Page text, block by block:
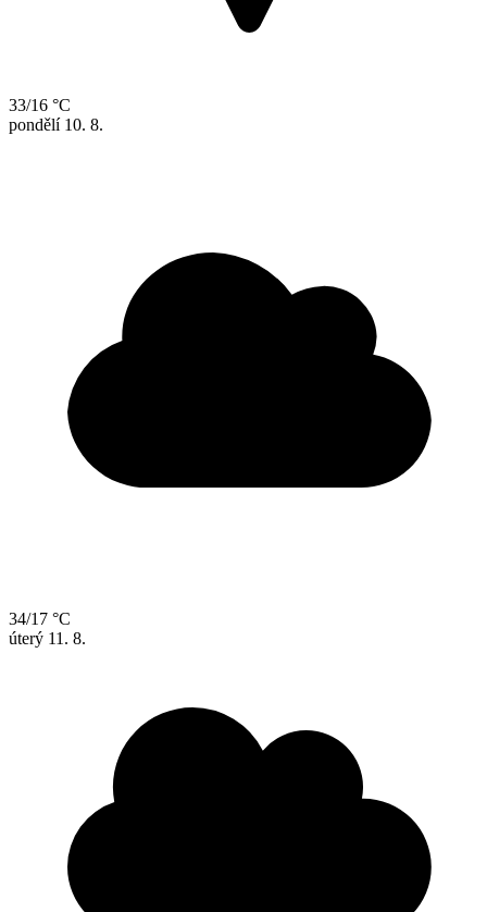
33/16 °C
pondělí 10. 8.
34/17 °C
úterý 11. 8.